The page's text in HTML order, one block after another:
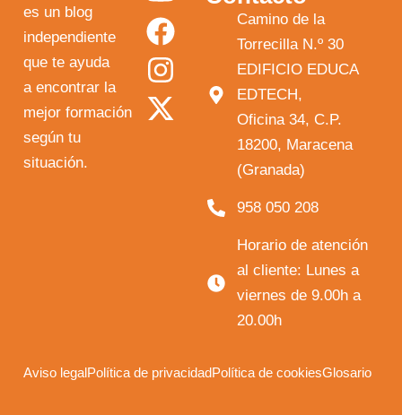
es un blog
independiente
que te ayuda
a encontrar la
mejor formación
según tu
situación.
o
u
t
u
a
c
e
b
n
s
t
a
-
t
w
i
Camino de la
Torrecilla N.º 30
EDIFICIO EDUCA
EDTECH,
Oficina 34, C.P.
18200, Maracena
(Granada)
958 050 208
Horario de atención
al cliente: Lunes a
viernes de 9.00h a
20.00h
Aviso legalPolítica de privacidadPolítica de cookiesGlosario